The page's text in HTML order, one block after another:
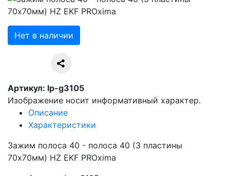
Нет в наличии
Артикул: lp-g3105
Изображение носит информативный характер.
Описание
Характеристики
Зажим полоса 40 - полоса 40 (3 пластины
70х70мм) HZ EKF PROxima